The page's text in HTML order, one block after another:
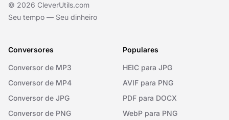
© 2026 CleverUtils.com
Seu tempo — Seu dinheiro
Conversores
Conversor de MP3
Conversor de MP4
Conversor de JPG
Conversor de PNG
Populares
HEIC para JPG
AVIF para PNG
PDF para DOCX
WebP para PNG